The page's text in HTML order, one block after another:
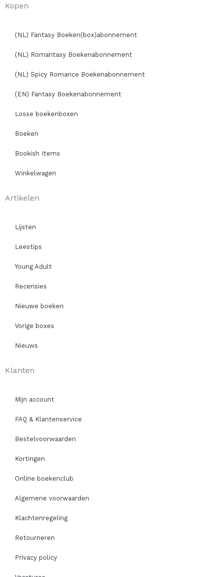
Kopen
(NL) Fantasy Boeken(box)abonnement
(NL) Romantasy Boekenabonnement
(NL) Spicy Romance Boekenabonnement
(EN) Fantasy Boekenabonnement
Losse boekenboxen
Boeken
Bookish Items
Winkelwagen
Artikelen
Lijsten
Leestips
Young Adult
Recensies
Nieuwe boeken
Vorige boxes
Nieuws
Klanten
Mijn account
FAQ & Klantenservice
Bestelvoorwaarden
Kortingen
Online boekenclub
Algemene voorwaarden
Klachtenregeling
Retourneren
Privacy policy